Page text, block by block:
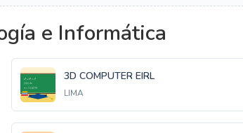
e Informática
3D COMPUTER EIRL
LIMA